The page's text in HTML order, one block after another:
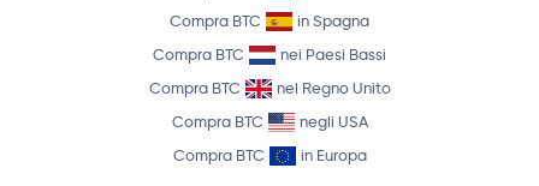
Compra BTC
in Spagna
Compra BTC
nei Paesi Bassi
Compra BTC
nel Regno Unito
Compra BTC
negli USA
Compra BTC
in Europa